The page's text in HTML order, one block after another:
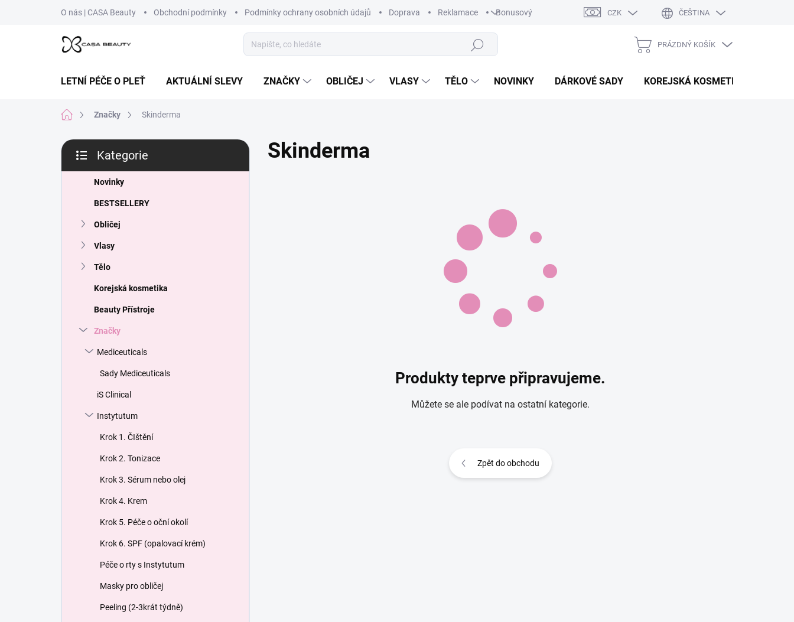
O nás | CASA Beauty Obchodní podmínky Podmínky ochrany osobních údajů Doprava Reklamace Bonusový system Hodnocení obchodu
CZK ČEŠTINA
Hledat
KOŠÍK
PRÁZDNÝ KOŠÍK
LETNÍ PÉČE O PLEŤ AKTUÁLNÍ SLEVY ZNAČKY OBLIČEJ VLASY TĚLO NOVINKY DÁRKOVÉ SADY KOREJSKÁ KOSMETIKA
Domů Značky Skinderma
P
s
kategorie
Kategorie
Novinky
BESTSELLERY
Obličej
Vlasy
Tělo
Korejská kosmetika
Beauty Přístroje
Značky
Mediceuticals
Sady Mediceuticals
iS Clinical
Instytutum
Krok 1. ČIštění
Krok 2. Tonizace
Krok 3. Sérum nebo olej
Krok 4. Krem
Krok 5. Péče o oční okolí
Krok 6. SPF (opalovací krém)
Péče o rty s Instytutum
Masky pro obličej
Peeling (2-3krát týdně)
Skinderma
Produkty teprve připravujeme.
Můžete se ale podívat na ostatní kategorie.
Zpět do obchodu